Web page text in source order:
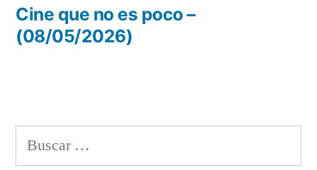
entradas
anterior:
Cine que no es poco –
(08/05/2026)
Buscar: